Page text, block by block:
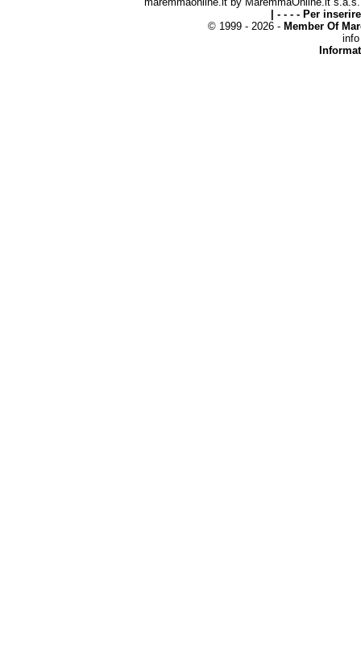
| - - - - Per
© 1999 - 2026 - Member Of